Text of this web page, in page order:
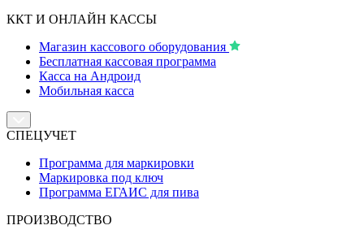
ККТ И ОНЛАЙН КАССЫ
Магазин кассового оборудования
Бесплатная кассовая программа
Касса на Андроид
Мобильная касса
СПЕЦУЧЕТ
Программа для маркировки
Маркировка под ключ
Программа ЕГАИС для пива
ПРОИЗВОДСТВО